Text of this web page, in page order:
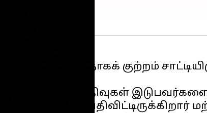
ஆதரித்து வருவதாகக் குற்றம்
ஆதரவான பதிவுகள்
கருத்து ஒன்றைப்